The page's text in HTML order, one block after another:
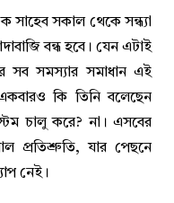
সকাল থেকে সন্ধ্যা
বন্ধ হবে। যেন এটাই
সব সমস্যার সমাধান এই
কি তিনি বলেছেন
চালু করে? না। এসবের
প্রতিশ্রুতি, যার পেছনে
নেই।